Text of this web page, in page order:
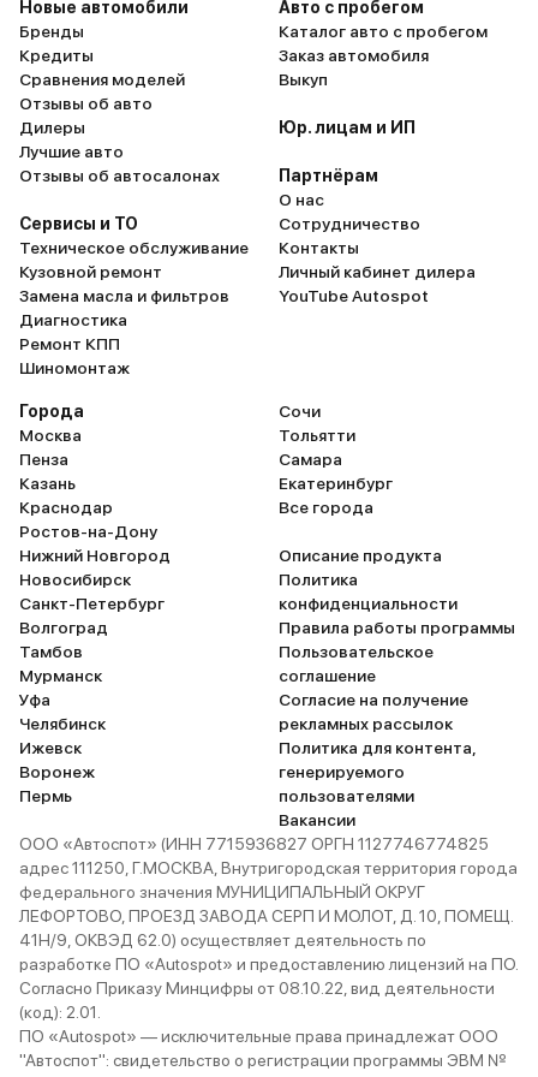
скорость более 120 км/
удобно – запуск
фигурной строчкой. На
центральной панели
хромированная
несколько дисплеев,
создают
атмосферу. Необычная
подсветка салона. Я
красоту. В общем, если
собираетесь покупать,
это чудо!
Новые автомобили
Бренды
Кредиты
Сравнения моделей
Отзывы об авто
Дилеры
Лучшие авто
Отзывы об автосалонах
Сервисы и ТО
Техническое обслуживание
Кузовной ремонт
Замена масла и фильтров
Диагностика
Ремонт КПП
Шиномонтаж
Авто с пробегом
Каталог авто с пробегом
Заказ автомобиля
Выкуп
Юр. лицам и ИП
Партнёрам
О нас
Сотрудничество
Контакты
Личный кабинет дилера
YouTube Autospot
Города
Москва
Пенза
Казань
Краснодар
Ростов-на-Дону
Нижний Новгород
Новосибирск
Санкт-Петербург
Волгоград
Тамбов
Мурманск
Уфа
Челябинск
Ижевск
Воронеж
Пермь
Сочи
Тольятти
Самара
Екатеринбург
Все города
Описание продукта
Политика
конфиденциальности
Правила работы программы
Пользовательское
соглашение
Согласие на получение
рекламных рассылок
Политика для контента,
генерируемого
пользователями
Вакансии
ООО «Автоспот» (ИНН 7715936827 ОРГН 1127746774825
адрес 111250, Г.МОСКВА, Внутригородская территория города
федерального значения МУНИЦИПАЛЬНЫЙ ОКРУГ
ЛЕФОРТОВО, ПРОЕЗД ЗАВОДА СЕРП И МОЛОТ, Д. 10, ПОМЕЩ.
41Н/9, ОКВЭД 62.0) осуществляет деятельность по
разработке ПО «Autospot» и предоставлению лицензий на ПО.
Согласно Приказу Минцифры от 08.10.22, вид деятельности
(код): 2.01.
ПО «Autospot» — исключительные права принадлежат ООО
"Автоспот": свидетельство о регистрации программы ЭВМ №